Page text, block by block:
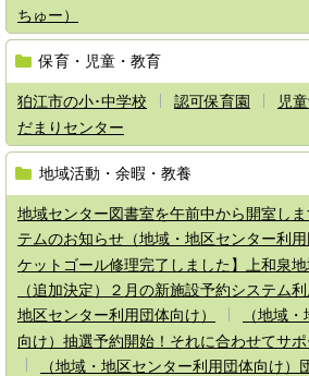
ちゅー）
保育・児童・教育
狛江市の小･中学校 認可保育園 児
だまりセンター
地域活動・余暇・教養
地域センター図書室を午前中から開室しま
テムのお知らせ（地域・地区センター利用
ケットゴール修理完了しました】上和泉
（追加決定）２月の新施設予約システム
地区センター利用団体向け）
（地域
向け）抽選予約開始！それに合わせてサポ
（地域・地区センター利用団体向け